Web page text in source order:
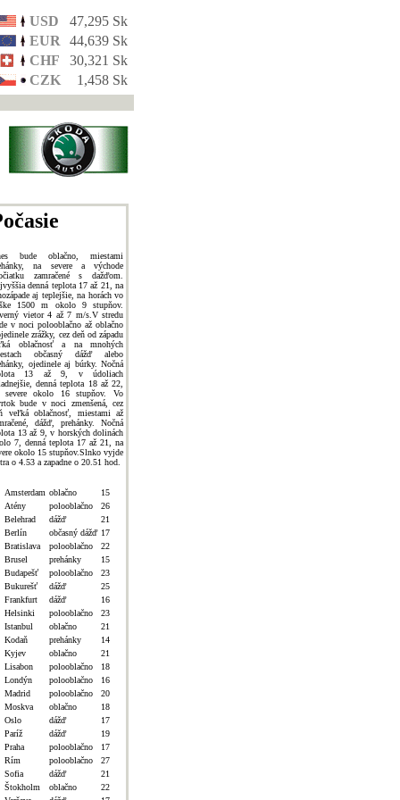
USD
47,295 Sk
EUR
44,639 Sk
CHF
30,321 Sk
CZK
1,458 Sk
bude oblačno, miestami
na severe a východe
zamračené s dažďom.
denná teplota 17 až 21, na
aj teplejšie, na horách vo
1500 m okolo 9 stupňov.
vietor 4 až 7 m/s.V stredu
v noci polooblačno až oblačno
zrážky, cez deň od západu
oblačnosť a na mnohých
občasný dážď alebo
ojedinele aj búrky. Nočná
13 až 9, v údoliach
denná teplota 18 až 22,
severe okolo 16 stupňov. Vo
bude v noci zmenšená, cez
veľká oblačnosť, miestami až
dážď, prehánky. Nočná
13 až 9, v horských dolinách
7, denná teplota 17 až 21, na
okolo 15 stupňov.Slnko vyjde
o 4.53 a zapadne o 20.51 hod.
Amsterdam oblačno
15
Atény
polooblačno
26
Belehrad
dážď
21
Berlín
občasný dážď 17
Bratislava
polooblačno
22
Brusel
prehánky
15
Budapešť
polooblačno
23
Bukurešť
dážď
25
Frankfurt
dážď
16
Helsinki
polooblačno
23
Istanbul
oblačno
21
Kodaň
prehánky
14
Kyjev
oblačno
21
Lisabon
polooblačno
18
Londýn
polooblačno
16
Madrid
polooblačno
20
Moskva
oblačno
18
Oslo
dážď
17
Paríž
dážď
19
Praha
polooblačno
17
Rím
polooblačno
27
Sofia
dážď
21
Štokholm
oblačno
22